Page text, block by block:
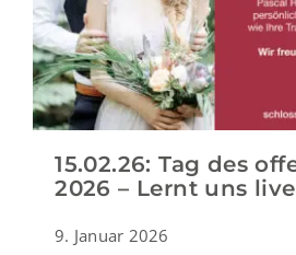
15.02.26: Tag des
2026 – Lernt uns
9. Januar 2026